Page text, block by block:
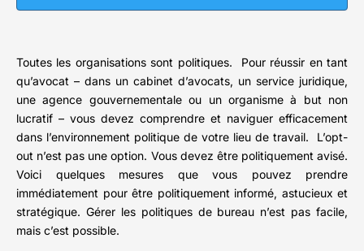
Toutes les organisations sont politiques. Pour réussir en tant
qu’avocat – dans un cabinet d’avocats, un service juridique,
une agence gouvernementale ou un organisme à but non
lucratif – vous devez comprendre et naviguer efficacement
dans l’environnement politique de votre lieu de travail. L’opt-
out n’est pas une option. Vous devez être politiquement avisé.
Voici quelques mesures que vous pouvez prendre
immédiatement pour être politiquement informé, astucieux et
stratégique. Gérer les politiques de bureau n’est pas facile,
mais c’est possible.